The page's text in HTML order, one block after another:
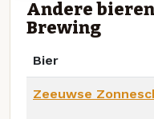
Andere
Brewing
Bier
Zeeuwse